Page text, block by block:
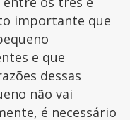
importante que
e que
dessas
não vai
é necessário